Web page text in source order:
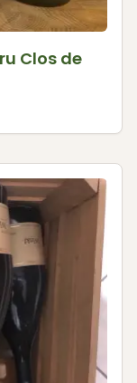
Clos de